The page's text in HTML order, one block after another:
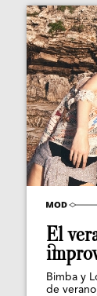
El
Bimba y
de